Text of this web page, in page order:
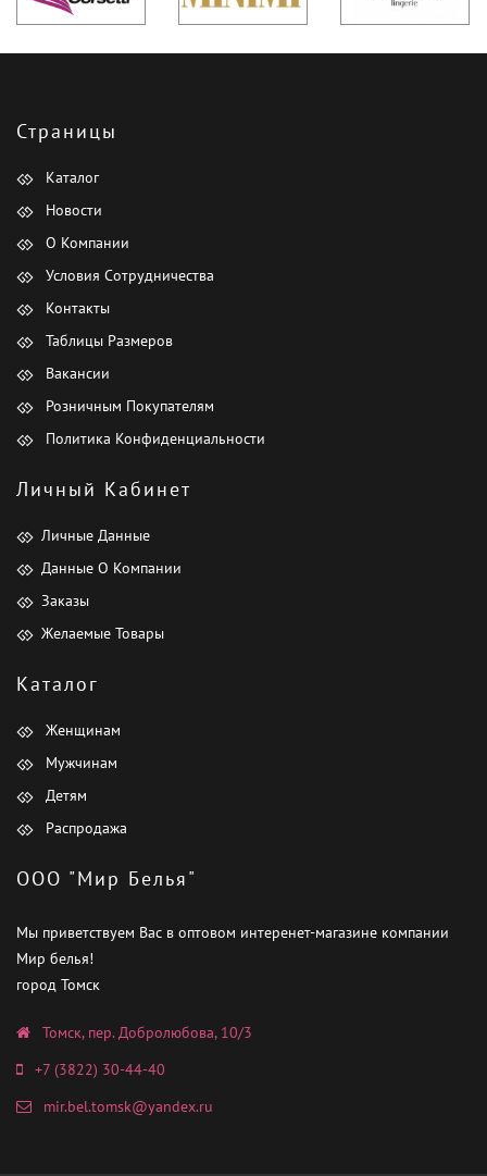
Страницы
Каталог
Новости
О Компании
Условия Сотрудничества
Контакты
Таблицы Размеров
Вакансии
Розничным Покупателям
Политика Конфиденциальности
Личный Кабинет
Личные Данные
Данные О Компании
Заказы
Желаемые Товары
Каталог
Женщинам
Мужчинам
Детям
Распродажа
ООО "Мир Белья"
Мы приветствуем Вас в оптовом интеренет-магазине компании
Мир белья!
город Томск
Томск, пер. Добролюбова, 10/3
+7 (3822) 30-44-40
mir.bel.tomsk@yandex.ru